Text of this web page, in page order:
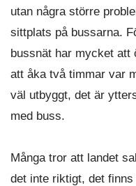
utan några större
sittplats på bussarna.
bussnät har mycket att
att åka två timmar var
väl utbyggt, det är
med buss.
Många tror att landet
det inte riktigt, det